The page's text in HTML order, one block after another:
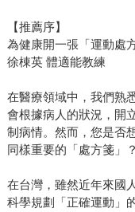
【推薦序】
為健康開一張「運動處方
徐棟英 體適能教練
在醫療領域中，我們熟
會根據病人的狀況，開
制病情。然而，您是否
同樣重要的「處方箋」
在台灣，雖然近年來國
科學規劃「正確運動」